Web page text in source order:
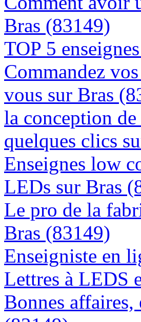
Bras (83149)
TOP 5
Commandez
vous sur Bras
la conception
quelques clics
Enseignes low
LEDs sur Bras
Le pro de la
Bras (83149)
Enseigniste en
Lettres à LEDS
Bonnes affaires,